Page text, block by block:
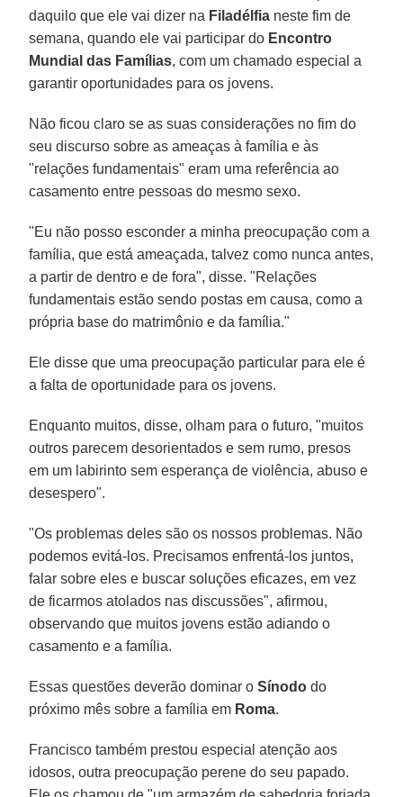
daquilo que ele vai dizer na Filadélfia neste fim de
semana, quando ele vai participar do Encontro
Mundial das Famílias, com um chamado especial a
garantir oportunidades para os jovens.
Não ficou claro se as suas considerações no fim do
seu discurso sobre as ameaças à família e às
"relações fundamentais" eram uma referência ao
casamento entre pessoas do mesmo sexo.
"Eu não posso esconder a minha preocupação com a
família, que está ameaçada, talvez como nunca antes,
a partir de dentro e de fora", disse. "Relações
fundamentais estão sendo postas em causa, como a
própria base do matrimônio e da família."
Ele disse que uma preocupação particular para ele é
a falta de oportunidade para os jovens.
Enquanto muitos, disse, olham para o futuro, "muitos
outros parecem desorientados e sem rumo, presos
em um labirinto sem esperança de violência, abuso e
desespero".
"Os problemas deles são os nossos problemas. Não
podemos evitá-los. Precisamos enfrentá-los juntos,
falar sobre eles e buscar soluções eficazes, em vez
de ficarmos atolados nas discussões", afirmou,
observando que muitos jovens estão adiando o
casamento e a família.
Essas questões deverão dominar oSínodo do
próximo mês sobre a família em Roma.
Francisco também prestou especial atenção aos
idosos, outra preocupação perene do seu papado.